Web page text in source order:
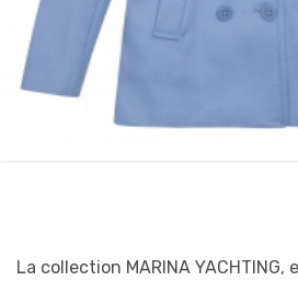
La collection MARINA